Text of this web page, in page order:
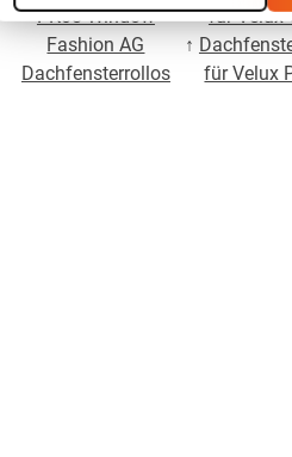
PK08 Window
Fashion AG
Dachfensterrollos
für Velux
↑
für Velux